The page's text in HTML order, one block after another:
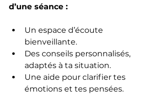
d’une séance :
Un espace d’écoute
bienveillante.
Des conseils personnalisés,
adaptés à ta situation.
Une aide pour clarifier tes
émotions et tes pensées.